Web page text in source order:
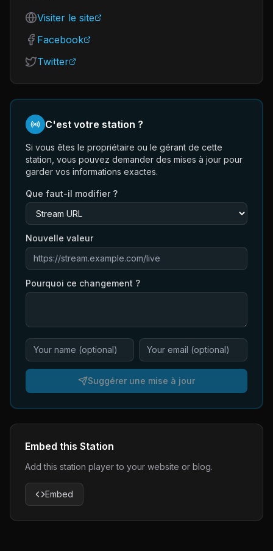
Visiter le site
Facebook
Twitter
C'est votre station ?
Si vous êtes le propriétaire ou le gérant de cette
station, vous pouvez demander des mises à jour pour
garder vos informations exactes.
Que faut-il modifier ?
Nouvelle valeur
Pourquoi ce changement ?
Suggérer une mise à jour
Embed this Station
Add this station player to your website or blog.
Embed